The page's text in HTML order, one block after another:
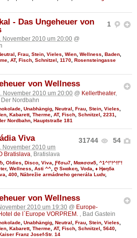
1
- Das Ungeheuer von
November 2010 um 20:00 @
Frau Stein Vieles Wien Wellness Baden
AT, Fisch Schnitzel 1170 Rosensteingasse
von Wellness
November 2010 um 20:00 @ Kellertheater,
Nordbahn
Unabhängig Neutral Frau Stein Vieles
Kabarett, Therme AT, Fisch Schnitzel 2231
Nordbahn Hauptstraße 181
31744 54
Viva
November 2010 um
Bratislava, Bratislava
Oldies Disco Viva Ƒℓσω7 Мαяσσи5 ^1^!°!^!!°!
, Wellness Asti ^^ ღ Sнαkєη Voda
♦ Ңөηба
400 Nábrežie armádneho generála Ludv,
von Wellness
2010 um 19:30 @ Europe-
de l`Europe VORPREM. , Bad Gastein
, Unabhängig, Neutral, Frau, Stein, Vieles,
, Kabarett, Therme, AT, Fisch, Schnitzel, 5640,
Franz Josef-Str. 14